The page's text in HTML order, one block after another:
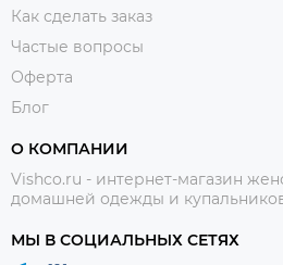
Как сделать заказ
Частые вопросы
Оферта
Блог
О КОМПАНИИ
Vishco.ru - интернет-магазин
домашней одежды и
МЫ В СОЦИАЛЬНЫХ СЕТЯХ